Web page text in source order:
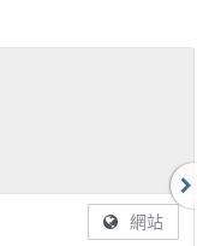
網站